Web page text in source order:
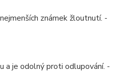
známek žloutnutí. -
a je odolný proti odlupování. -